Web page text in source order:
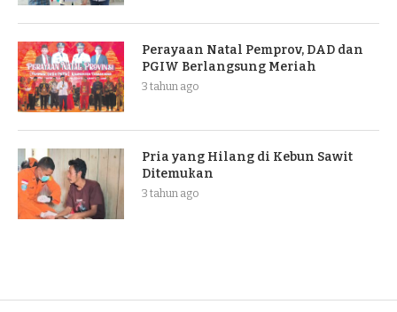
Perayaan Natal Pemprov, DAD dan
PGIW Berlangsung Meriah
3 tahun ago
Pria yang Hilang di Kebun Sawit
Ditemukan
3 tahun ago